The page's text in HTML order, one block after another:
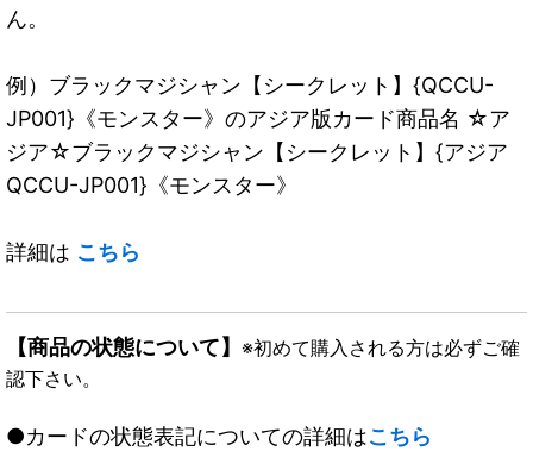
ん。
例）ブラックマジシャン【シークレット】{QCCU-
JP001}《モンスター》のアジア版カード商品名 ☆ア
ジア☆ブラックマジシャン【シークレット】{アジア
QCCU-JP001}《モンスター》
詳細は こちら
【商品の状態について】 ※初めて購入される方は必ずご確
認下さい。
●カードの状態表記についての詳細はこちら